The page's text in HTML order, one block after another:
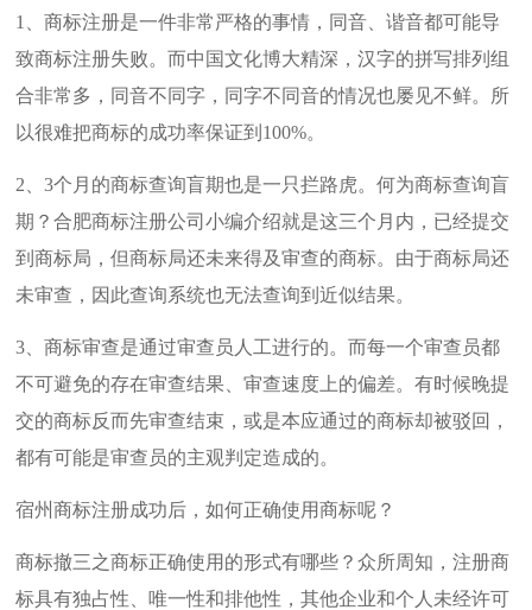
1、商标注册是一件非常严格的事情，同音、谐音都可能导
致商标注册失败。而中国文化博大精深，汉字的拼写排列组
合非常多，同音不同字，同字不同音的情况也屡见不鲜。所
以很难把商标的成功率保证到100%。
2、3个月的商标查询盲期也是一只拦路虎。何为商标查询盲
期？合肥商标注册公司小编介绍就是这三个月内，已经提交
到商标局，但商标局还未来得及审查的商标。由于商标局还
未审查，因此查询系统也无法查询到近似结果。
3、商标审查是通过审查员人工进行的。而每一个审查员都
不可避免的存在审查结果、审查速度上的偏差。有时候晚提
交的商标反而先审查结束，或是本应通过的商标却被驳回，
都有可能是审查员的主观判定造成的。
宿州商标注册成功后，如何正确使用商标呢？
商标撤三之商标正确使用的形式有哪些？众所周知，注册商
标具有独占性、唯一性和排他性，其他企业和个人未经许可